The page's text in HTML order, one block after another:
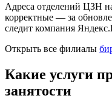
Адреса отделений ЦЗН
корректные — за
следит компания
Открыть все филиалы
Какие услуги
занятости